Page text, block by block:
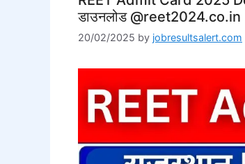
डाउनलोड @reet2024.co.in
20/02/2025 by jobresultsalert.com